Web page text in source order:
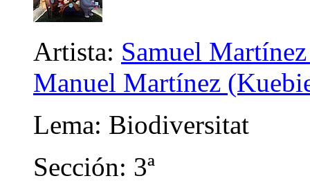
Artista: Samuel
Manuel Martínez
Lema: Biodiversitat
Sección: 3ª